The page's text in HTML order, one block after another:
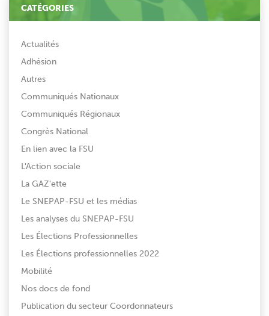
CATÉGORIES
Actualités
Adhésion
Autres
Communiqués Nationaux
Communiqués Régionaux
Congrès National
En lien avec la FSU
L'Action sociale
La GAZ'ette
Le SNEPAP-FSU et les médias
Les analyses du SNEPAP-FSU
Les Élections Professionnelles
Les Élections professionnelles 2022
Mobilité
Nos docs de fond
Publication du secteur Coordonnateurs